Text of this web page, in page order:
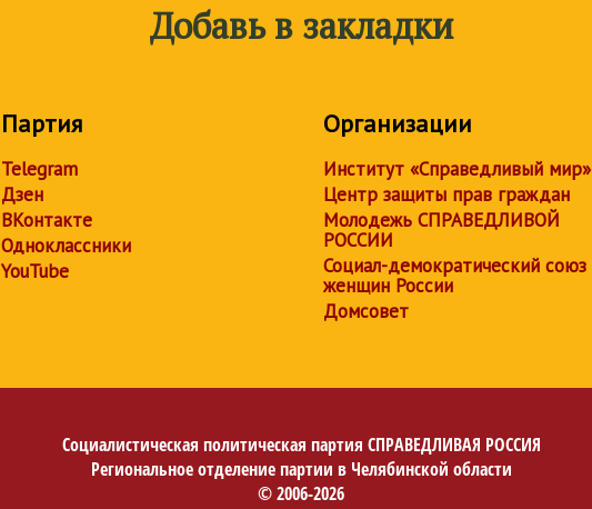
Добавь в закладки
Партия
Telegram
Дзен
ВКонтакте
Одноклассники
YouTube
Организации
Институт «Справедливый мир»
Центр защиты прав граждан
Молодежь СПРАВЕДЛИВОЙ
РОССИИ
Социал-демократический союз
женщин России
Домсовет
Социалистическая политическая партия СПРАВЕДЛИВАЯ РОССИЯ
Региональное отделение партии в Челябинской области
© 2006-2026